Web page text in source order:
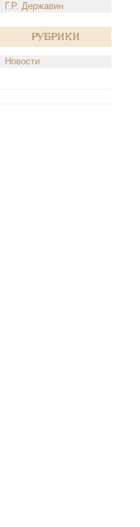
Г.Р. Державин
Рубрики
Новости